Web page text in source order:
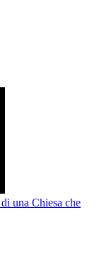
una Chiesa che